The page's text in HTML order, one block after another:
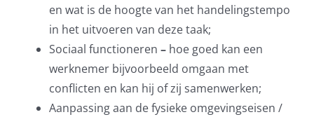
en wat is de hoogte van het handelingstempo
in het uitvoeren van deze taak;
Sociaal functioneren – hoe goed kan een
werknemer bijvoorbeeld omgaan met
conflicten en kan hij of zij samenwerken;
Aanpassing aan de fysieke omgevingseisen /